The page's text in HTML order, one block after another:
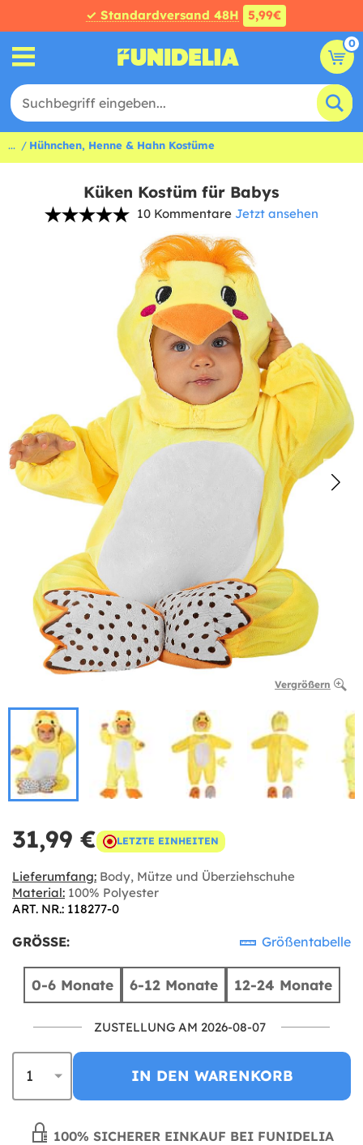
✓ Standardversand 48H 5,99€
0
... Hühnchen, Henne & Hahn Kostüme
Küken Kostüm für Babys
10 Kommentare Jetzt ansehen
Vergrößern
31,99 € LETZTE EINHEITEN
Lieferumfang: Body, Mütze und Überziehschuhe
Material: 100% Polyester
ART. NR.: 118277-0
GRÖSSE: Größentabelle
0-6 Monate 6-12 Monate 12-24 Monate
ZUSTELLUNG AM 2026-08-07
IN DEN WARENKORB
100% SICHERER EINKAUF BEI FUNIDELIA